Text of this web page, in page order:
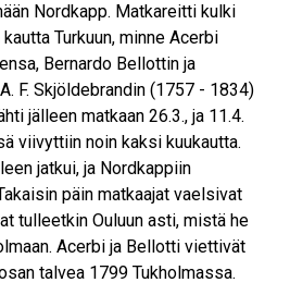
Nordkapp. Matkareitti kulki
Turkuun, minne Acerbi
Bernardo Bellottin ja
F. Skjöldebrandin (1757 - 1834)
jälleen matkaan 26.3., ja 11.4.
viivyttiin noin kaksi kuukautta.
jatkui, ja Nordkappiin
päin matkaajat vaelsivat
tulleetkin Ouluun asti, mistä he
Acerbi ja Bellotti viettivät
talvea 1799 Tukholmassa.